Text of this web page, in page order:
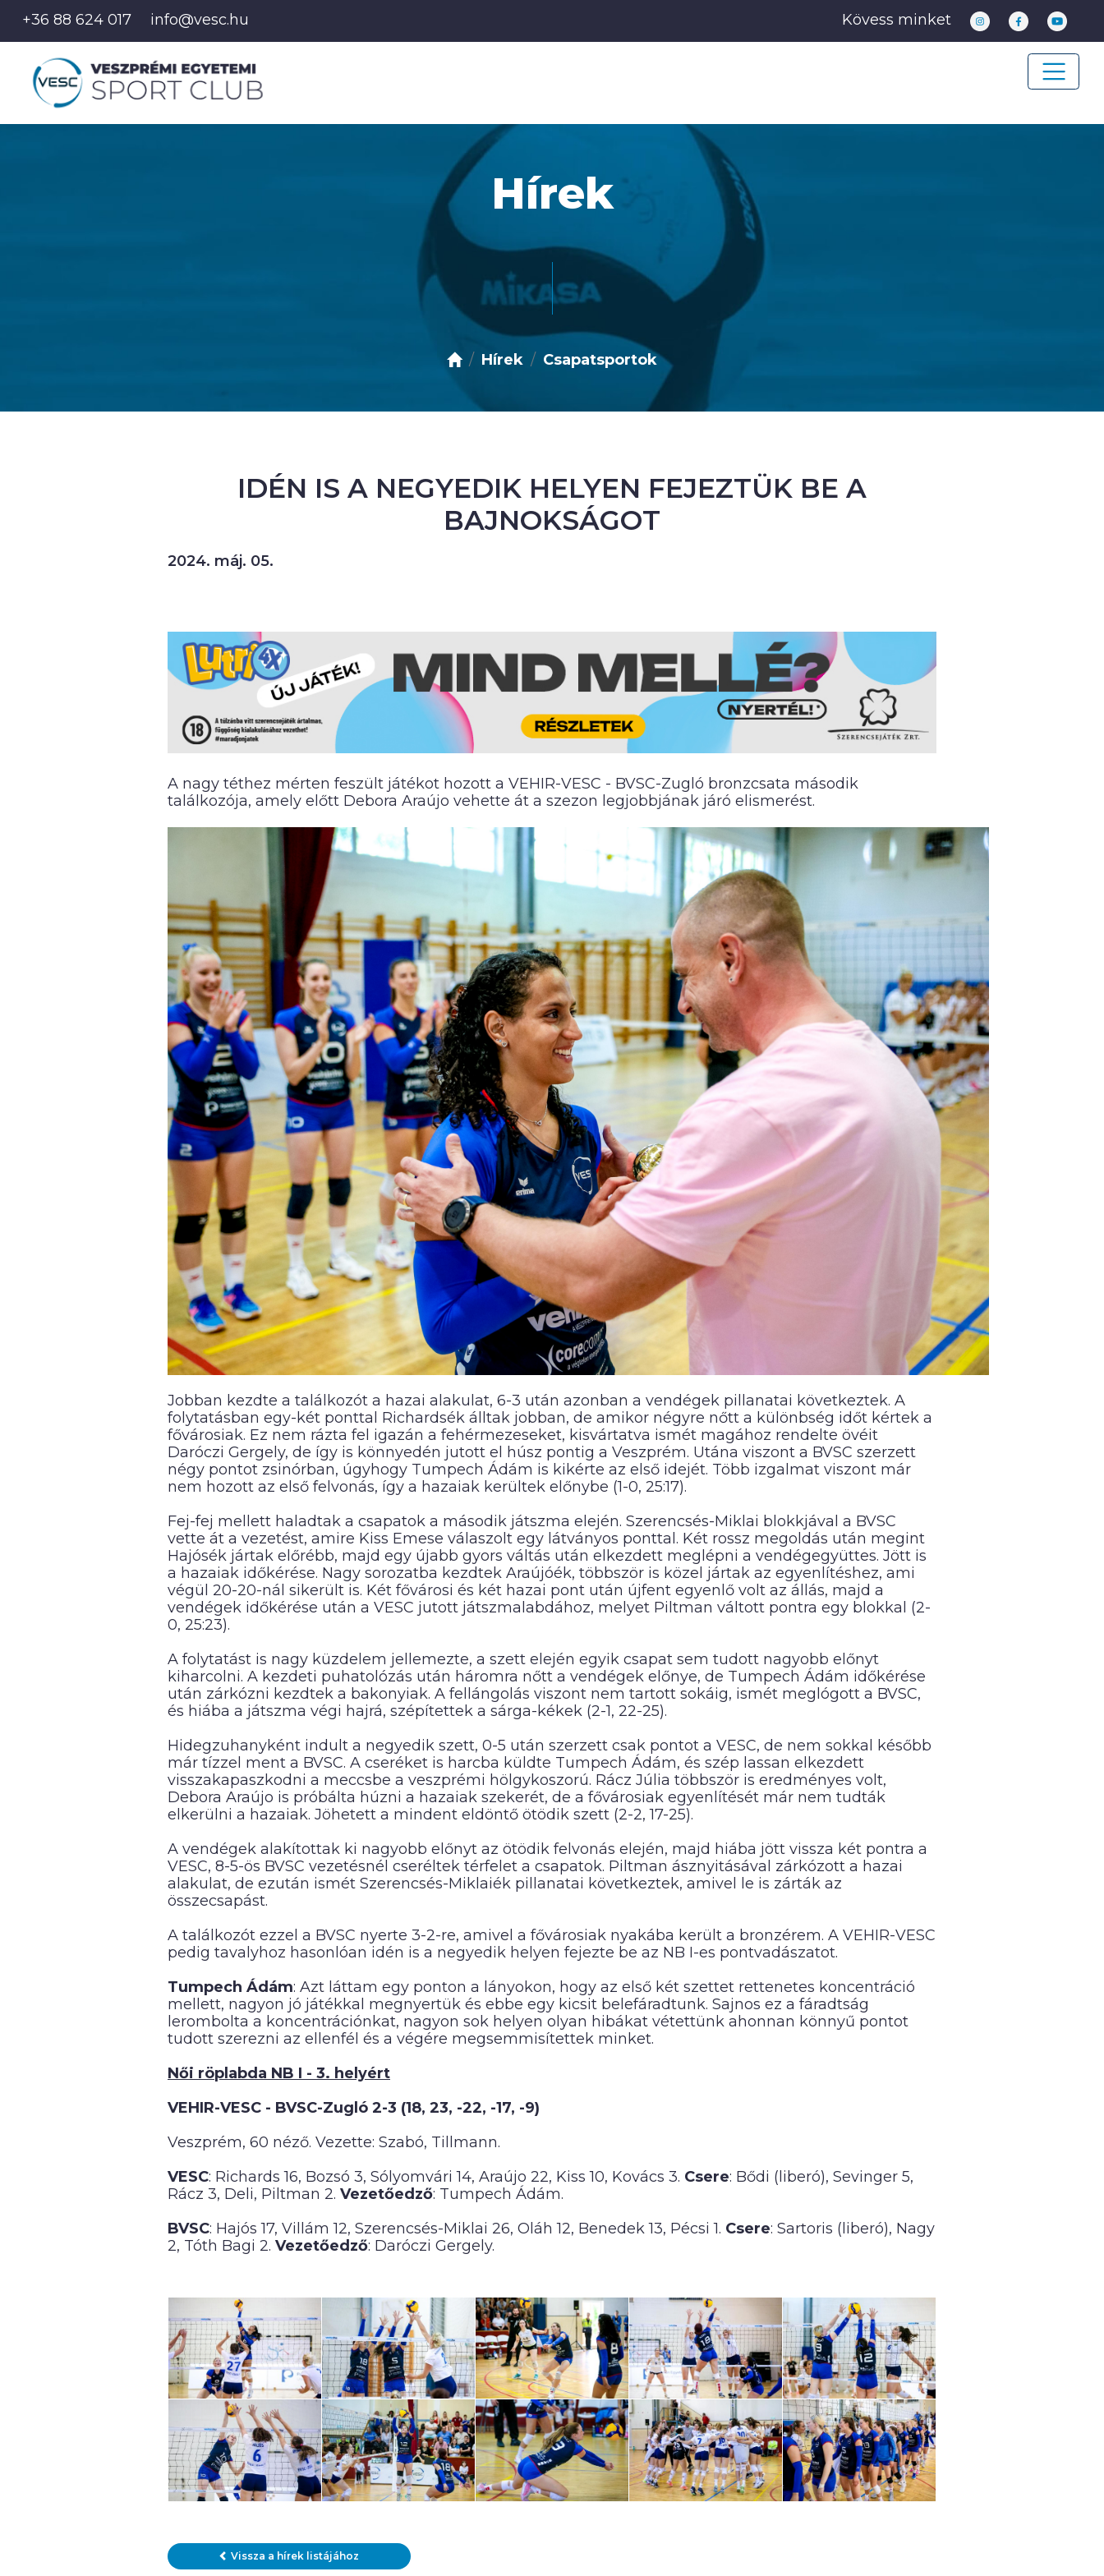
+36 88 624 017 info@vesc.hu Kövess minket
Hírek
Hírek Csapatsportok
IDÉN IS A NEGYEDIK HELYEN FEJEZTÜK BE A
BAJNOKSÁGOT
2024. máj. 05.
A nagy téthez mérten feszült játékot hozott a VEHIR-VESC - BVSC-Zugló bronzcsata második
találkozója, amely előtt Debora Araújo vehette át a szezon legjobbjának járó elismerést.
Jobban kezdte a találkozót a hazai alakulat, 6-3 után azonban a vendégek pillanatai következtek. A
folytatásban egy-két ponttal Richardsék álltak jobban, de amikor négyre nőtt a különbség időt kértek a
fővárosiak. Ez nem rázta fel igazán a fehérmezeseket, kisvártatva ismét magához rendelte övéit
Daróczi Gergely, de így is könnyedén jutott el húsz pontig a Veszprém. Utána viszont a BVSC szerzett
négy pontot zsinórban, úgyhogy Tumpech Ádám is kikérte az első idejét. Több izgalmat viszont már
nem hozott az első felvonás, így a hazaiak kerültek előnybe (1-0, 25:17).
Fej-fej mellett haladtak a csapatok a második játszma elején. Szerencsés-Miklai blokkjával a BVSC
vette át a vezetést, amire Kiss Emese válaszolt egy látványos ponttal. Két rossz megoldás után megint
Hajósék jártak előrébb, majd egy újabb gyors váltás után elkezdett meglépni a vendégegyüttes. Jött is
a hazaiak időkérése. Nagy sorozatba kezdtek Araújóék, többször is közel jártak az egyenlítéshez, ami
végül 20-20-nál sikerült is. Két fővárosi és két hazai pont után újfent egyenlő volt az állás, majd a
vendégek időkérése után a VESC jutott játszmalabdához, melyet Piltman váltott pontra egy blokkal (2-
0, 25:23).
A folytatást is nagy küzdelem jellemezte, a szett elején egyik csapat sem tudott nagyobb előnyt
kiharcolni. A kezdeti puhatolózás után háromra nőtt a vendégek előnye, de Tumpech Ádám időkérése
után zárkózni kezdtek a bakonyiak. A fellángolás viszont nem tartott sokáig, ismét meglógott a BVSC,
és hiába a játszma végi hajrá, szépítettek a sárga-kékek (2-1, 22-25).
Hidegzuhanyként indult a negyedik szett, 0-5 után szerzett csak pontot a VESC, de nem sokkal később
már tízzel ment a BVSC. A cseréket is harcba küldte Tumpech Ádám, és szép lassan elkezdett
visszakapaszkodni a meccsbe a veszprémi hölgykoszorú. Rácz Júlia többször is eredményes volt,
Debora Araújo is próbálta húzni a hazaiak szekerét, de a fővárosiak egyenlítését már nem tudták
elkerülni a hazaiak. Jöhetett a mindent eldöntő ötödik szett (2-2, 17-25).
A vendégek alakítottak ki nagyobb előnyt az ötödik felvonás elején, majd hiába jött vissza két pontra a
VESC, 8-5-ös BVSC vezetésnél cseréltek térfelet a csapatok. Piltman ásznyitásával zárkózott a hazai
alakulat, de ezután ismét Szerencsés-Miklaiék pillanatai következtek, amivel le is zárták az
összecsapást.
A találkozót ezzel a BVSC nyerte 3-2-re, amivel a fővárosiak nyakába került a bronzérem. A VEHIR-VESC
pedig tavalyhoz hasonlóan idén is a negyedik helyen fejezte be az NB I-es pontvadászatot.
Tumpech Ádám: Azt láttam egy ponton a lányokon, hogy az első két szettet rettenetes koncentráció
mellett, nagyon jó játékkal megnyertük és ebbe egy kicsit belefáradtunk. Sajnos ez a fáradtság
lerombolta a koncentrációnkat, nagyon sok helyen olyan hibákat vétettünk ahonnan könnyű pontot
tudott szerezni az ellenfél és a végére megsemmisítettek minket.
Női röplabda NB I - 3. helyért
VEHIR-VESC - BVSC-Zugló 2-3 (18, 23, -22, -17, -9)
Veszprém, 60 néző. Vezette: Szabó, Tillmann.
VESC: Richards 16, Bozsó 3, Sólyomvári 14, Araújo 22, Kiss 10, Kovács 3. Csere: Bődi (liberó), Sevinger 5,
Rácz 3, Deli, Piltman 2. Vezetőedző: Tumpech Ádám.
BVSC: Hajós 17, Villám 12, Szerencsés-Miklai 26, Oláh 12, Benedek 13, Pécsi 1. Csere: Sartoris (liberó), Nagy
2, Tóth Bagi 2. Vezetőedző: Daróczi Gergely.
Vissza a hírek listájához